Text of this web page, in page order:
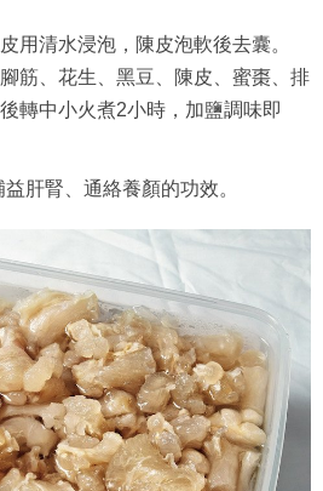
用清水浸泡，陳皮泡軟後去囊。
筋、花生、黑豆、陳皮、蜜棗、排
轉中小火煮2小時，加鹽調味即
肝腎、通絡養顏的功效。